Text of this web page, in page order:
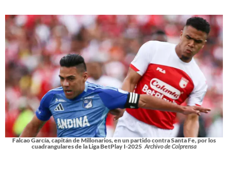
Falcao García, capitán de Millonarios, en un partido contra Santa Fe, por los
cuadrangulares de la Liga BetPlay I-2025 Archivo de Colprensa